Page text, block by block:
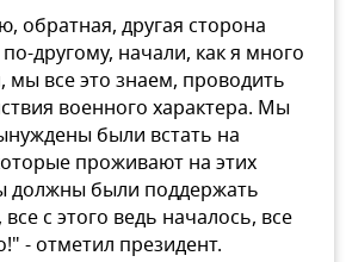
обратная, другая сторона
другому, начали, как я много
мы все это знаем, проводить
военного характера. Мы
были встать на
проживают на этих
должны были поддержать
с этого ведь началось, все
- отметил президент.